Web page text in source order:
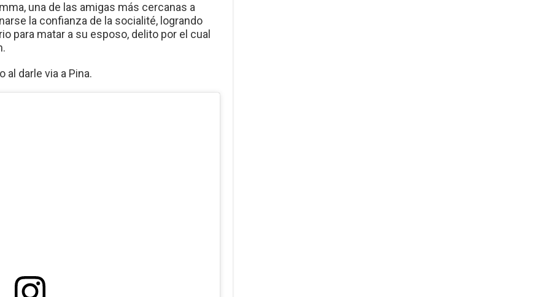
una de las amigas más cercanas a
la confianza de la socialité, logrando
para matar a su esposo, delito por el cual
al darle via a Pina.